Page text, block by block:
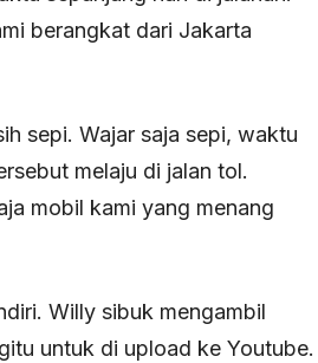
berangkat dari Jakarta
sepi. Wajar saja sepi, waktu
melaju di jalan tol.
mobil kami yang menang
Willy sibuk mengambil
untuk di upload ke Youtube.